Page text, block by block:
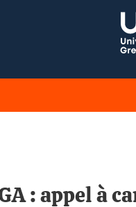
: appel à